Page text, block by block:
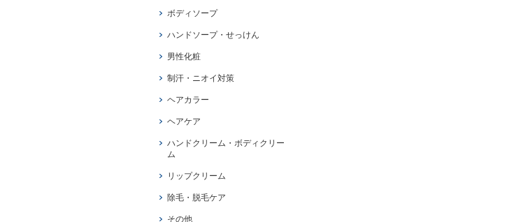
ボディソープ
ハンドソープ・せっけん
男性化粧
制汗・ニオイ対策
ヘアカラー
ヘアケア
ハンドクリーム・ボディクリー
ム
リップクリーム
除毛・脱毛ケア
その他